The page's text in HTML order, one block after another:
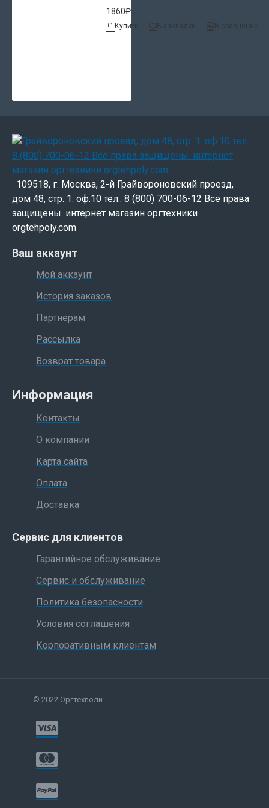
делениями на форматы.1860₽
Купить В закладки В сравнение
109518, г. Москва, 2-й Грайвороновский проезд,
дом 48, стр. 1. оф.10 тел.: 8 (800) 700-06-12 Все права
защищены. интернет магазин оргтехники
orgtehpoly.com
Ваш аккаунт
Мой аккаунт
История заказов
Партнерам
Рассылка
Возврат товара
Информация
Контакты
О компании
Карта сайта
Оплата
Доставка
Сервис для клиентов
Гарантийное обслуживание
Сервис и обслуживание
Политика безопасности
Условия соглашения
Корпоративным клиентам
© 2022 Оргтехполи